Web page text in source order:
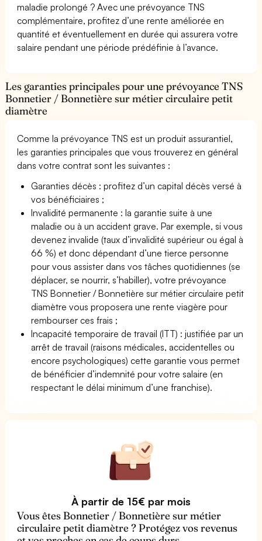
maladie prolongé ? Avec une prévoyance TNS
complémentaire, profitez d’une rente améliorée en
quantité et éventuellement en durée qui assurera votre
salaire pendant une période prédéfinie à l’avance.
Les garanties principales pour une prévoyance TNS
Bonnetier / Bonnetière sur métier circulaire petit
diamètre
Comme la prévoyance TNS est un produit assurantiel,
les garanties principales que vous trouverez en général
dans votre contrat sont les suivantes :
Garanties décès : profitez d’un capital décès versé à
vos bénéficiaires ;
Invalidité permanente : la garantie suite à une
maladie ou à un accident grave. Par exemple, si vous
devenez invalide (taux d’invalidité supérieur ou égal à
66 %) et donc dépendant d’une tierce personne
pour vous assister dans vos tâches quotidiennes (se
déplacer, se nourrir, s’habiller), votre prévoyance
TNS Bonnetier / Bonnetière sur métier circulaire petit
diamètre vous proposera une rente viagère pour
rembourser ces frais ;
Incapacité temporaire de travail (ITT) : justifiée par un
arrêt de travail (raisons médicales, accidentelles ou
encore psychologiques) cette garantie vous permet
de bénéficier d’indemnité pour votre salaire (en
respectant le délai minimum d’une franchise).
À partir de 15€ par mois
Vous êtes Bonnetier / Bonnetière sur métier
circulaire petit diamètre ? Protégez vos revenus